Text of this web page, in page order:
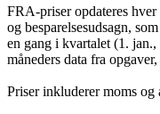
FRA-priser opdateres
og besparelsesudsagn,
en gang i kvartalet (1.
måneders data fra
Priser inkluderer moms og